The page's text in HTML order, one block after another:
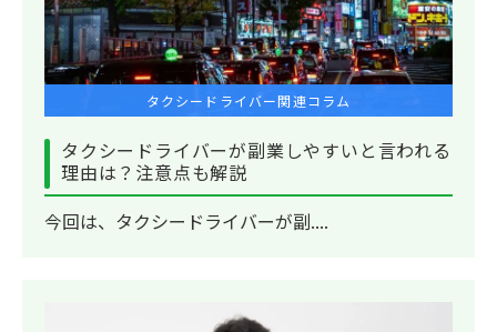
タクシードライバー関連コラム
タクシードライバーが副業しやすいと言われる
理由は？注意点も解説
今回は、タクシードライバーが副....